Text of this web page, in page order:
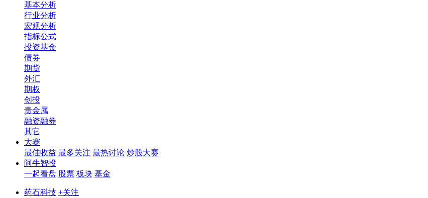
基本分析
行业分析
宏观分析
指标公式
投资基金
债券
期货
外汇
期权
创投
贵金属
融资融券
其它
大赛
最佳收益 最多关注 最热讨论 炒股大赛
阿牛智投
一起看盘 股票 板块 基金
药石科技 +关注